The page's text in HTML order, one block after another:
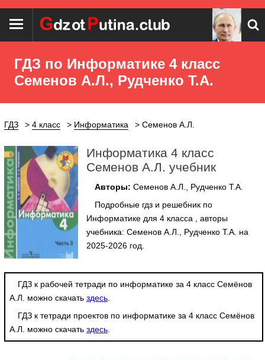
ГДЗ по Информатике 4 класс
Семенов А.Л., Рудченко Т.А.
ГДЗ 4 класс Информатика Семенов А.Л.
Информатика 4 класс
Семенов А.Л. учебник
Авторы: Семенов А.Л., Рудченко Т.А.
Подробные гдз и решебник по
Информатике для 4 класса , авторы
учебника: Семенов А.Л., Рудченко Т.А. на
2025-2026 год.
ГДЗ к рабочей тетради по информатике за 4 класс Семёнов
А.Л. можно скачать здесь
ГДЗ к тетради проектов по информатике за 4 класс Семёнов
А.Л. можно скачать здесь